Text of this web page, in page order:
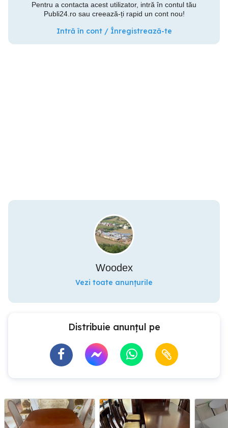
Pentru a contacta acest utilizator, intră în contul tău
Publi24.ro sau creează-ți rapid un cont nou!
Intră în cont / Înregistrează-te
Woodex
Vezi toate anunțurile
Distribuie anunțul pe